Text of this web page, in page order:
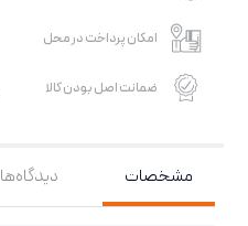
امکان پرداخت در محل
ضمانت اصل بودن کالا
مشخصات دیدگاه‌ها